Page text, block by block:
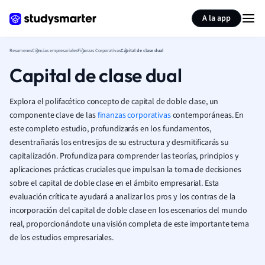
A la app
ResumenesCiencias empresarialesFinanzas CorporativasCapital de clase dual
Capital de clase dual
Explora el polifacético concepto de capital de doble clase, un
componente clave de lasfinanzas corporativascontemporáneas. En
este completo estudio, profundizarás en los fundamentos,
desentrañarás los entresijos de su estructura y desmitificarás su
capitalización. Profundiza para comprender las teorías, principios y
aplicaciones prácticas cruciales que impulsan la toma de decisiones
sobre el capital de doble clase en el ámbito empresarial. Esta
evaluación crítica te ayudará a analizar los pros y los contras de la
incorporación del capital de doble clase en los escenarios del mundo
real, proporcionándote una visión completa de este importante tema
de los estudios empresariales.
Resumir página